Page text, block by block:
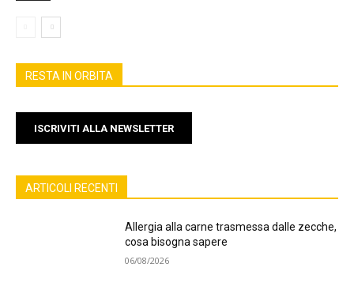
RESTA IN ORBITA
ISCRIVITI ALLA NEWSLETTER
ARTICOLI RECENTI
Allergia alla carne trasmessa dalle zecche,
cosa bisogna sapere
06/08/2026